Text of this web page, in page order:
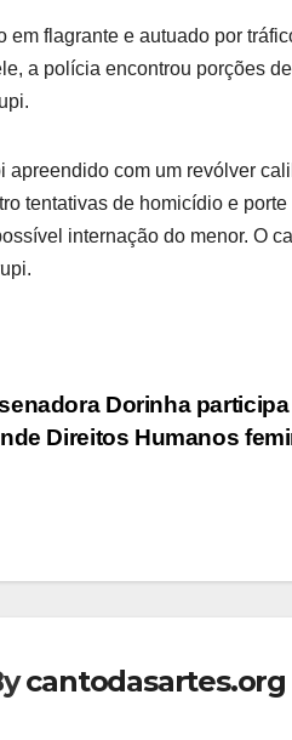
em flagrante e autuado por
a polícia encontrou porções
apreendido com um revólver
tentativas de homicídio e
internação do menor. O
Dorinha
Direitos Humanos
cantodasartes.org